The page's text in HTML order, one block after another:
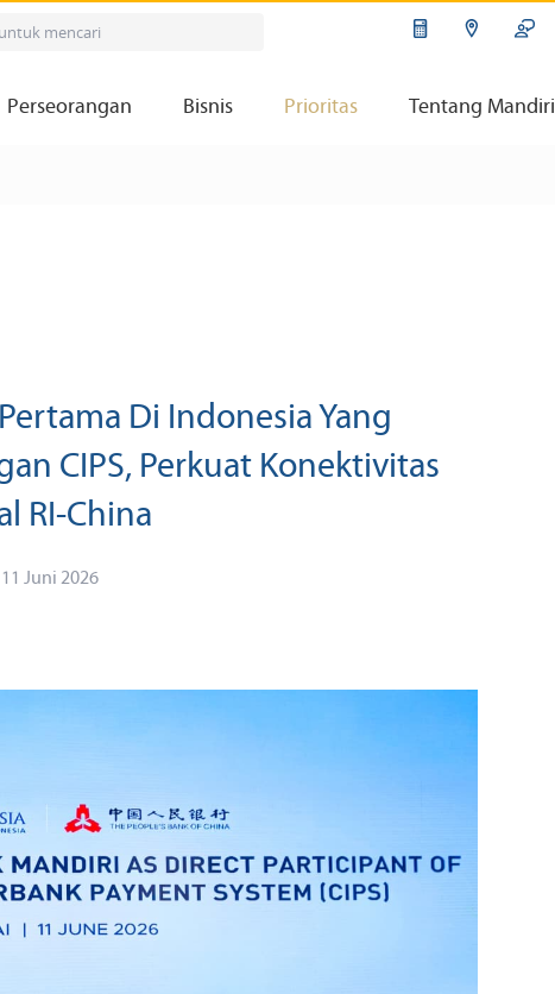
Perseorangan Bisnis Prioritas Tentang Mandiri
Di Indonesia Yang
CIPS, Perkuat Konektivitas
RI-China
11 Juni 2026